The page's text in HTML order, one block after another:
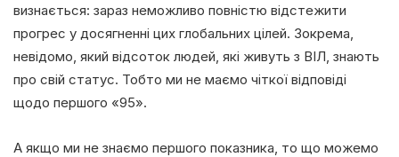
визнається: зараз неможливо повністю відстежити
прогрес у досягненні цих глобальних цілей. Зокрема,
невідомо, який відсоток людей, які живуть з ВІЛ, знають
про свій статус. Тобто ми не маємо чіткої відповіді
щодо першого «95».
А якщо ми не знаємо першого показника, то що можемо